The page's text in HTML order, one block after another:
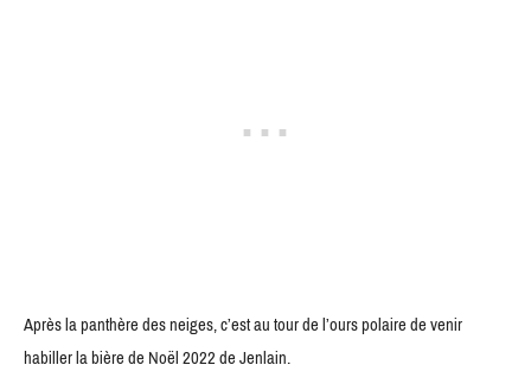
Après la panthère des neiges, c’est au tour de l’ours polaire de venir
habiller la bière de Noël 2022 de Jenlain.